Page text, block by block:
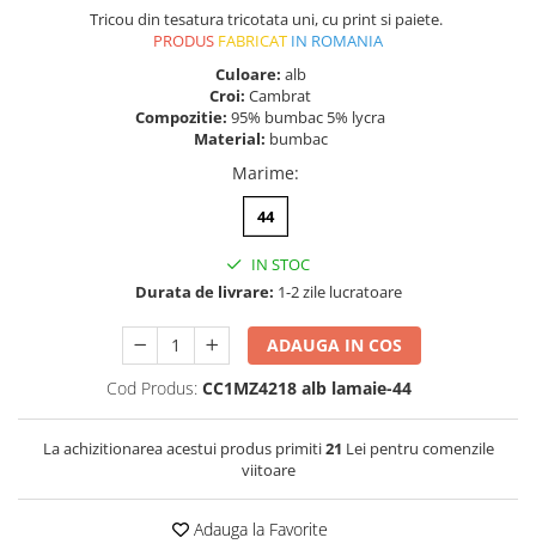
Tricou din tesatura tricotata uni, cu print si paiete.
PRODUS FABRICAT IN ROMANIA
Culoare: alb
Croi: Cambrat
Compozitie: 95% bumbac 5% lycra
Material: bumbac
Marime:
44
IN STOC
Durata de livrare: 1-2 zile lucratoare
ADAUGA IN COS
Cod Produs: CC1MZ4218 alb lamaie-44
La achizitionarea acestui produs primiti21 Lei pentru comenzile
viitoare
Adauga la Favorite